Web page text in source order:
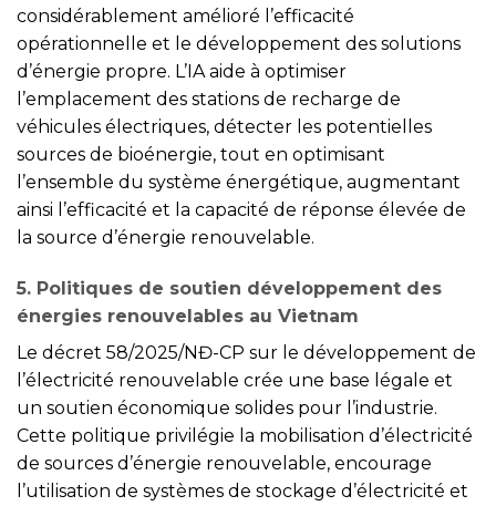
considérablement amélioré l’efficacité
opérationnelle et le développement des solutions
d’énergie propre. L’IA aide à optimiser
l’emplacement des stations de recharge de
véhicules électriques, détecter les potentielles
sources de bioénergie, tout en optimisant
l’ensemble du système énergétique, augmentant
ainsi l’efficacité et la capacité de réponse élevée de
la source d’énergie renouvelable.
5. Politiques de soutien développement des
énergies renouvelables au Vietnam
Le décret 58/2025/NĐ-CP sur le développement de
l’électricité renouvelable crée une base légale et
un soutien économique solides pour l’industrie.
Cette politique privilégie la mobilisation d’électricité
de sources d’énergie renouvelable, encourage
l’utilisation de systèmes de stockage d’électricité et